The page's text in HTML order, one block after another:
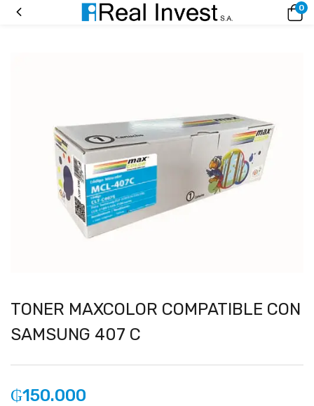
0
TONER MAXCOLOR COMPATIBLE CON
SAMSUNG 407 C
₲150.000